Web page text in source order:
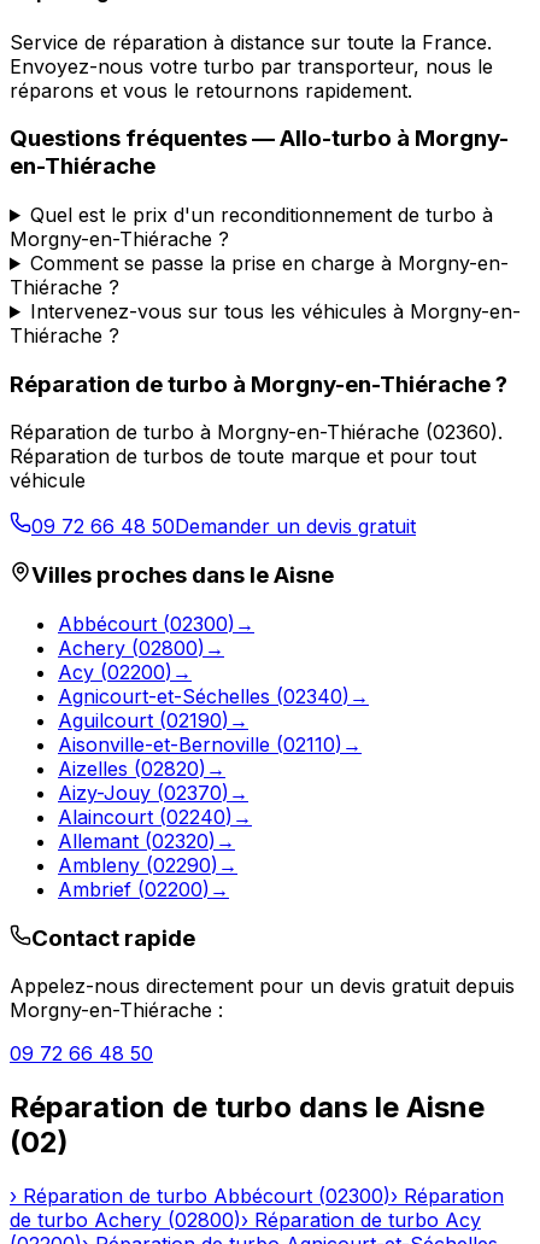
Service de réparation à distance sur toute la France.
Envoyez-nous votre turbo par transporteur, nous le
réparons et vous le retournons rapidement.
Questions fréquentes —Allo-turbo à Morgny-
en-Thiérache
Quel est le prix d'un reconditionnement de turbo à
Morgny-en-Thiérache ?
Comment se passe la prise en charge à Morgny-en-
Thiérache ?
Intervenez-vous sur tous les véhicules à Morgny-en-
Thiérache ?
Réparation de turbo à Morgny-en-Thiérache?
Réparation de turbo à Morgny-en-Thiérache (02360).
Réparation de turbos de toute marque et pour tout
véhicule
09 72 66 48 50Demander un devis gratuit
Villes proches dans leAisne
Abbécourt (02300) →
Achery (02800) →
Acy (02200) →
Agnicourt-et-Séchelles (02340) →
Aguilcourt (02190) →
Aisonville-et-Bernoville (02110) →
Aizelles (02820) →
Aizy-Jouy (02370) →
Alaincourt (02240) →
Allemant (02320) →
Ambleny (02290) →
Ambrief (02200) →
Contact rapide
Appelez-nous directement pour un devis gratuit depuis
Morgny-en-Thiérache :
09 72 66 48 50
Réparation de turbo dans le Aisne
(02)
› Réparation de turbo Abbécourt (02300)› Réparation
de turbo Achery (02800)› Réparation de turbo Acy